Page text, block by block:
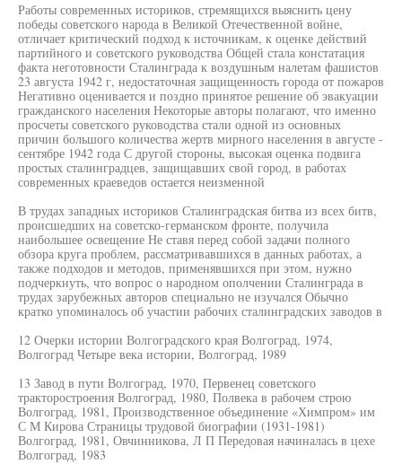
Работы современных историков, стремящихся выяснить цену
победы советского народа в Великой Отечественной войне,
отличает критический подход к источникам, к оценке действий
партийного и советского руководства Общей стала констатация
факта неготовности Сталинграда к воздушным налетам фашистов
23 августа 1942 г, недостаточная защищенность города от пожаров
Негативно оценивается и поздно принятое решение об эвакуации
гражданского населения Некоторые авторы полагают, что именно
просчеты советского руководства стали одной из основных
причин большого количества жертв мирного населения в августе -
сентябре 1942 года С другой стороны, высокая оценка подвига
простых сталинградцев, защищавших свой город, в работах
современных краеведов остается неизменной
В трудах западных историков Сталинградская битва из всех битв,
происшедших на советско-германском фронте, получила
наибольшее освещение Не ставя перед собой задачи полного
обзора круга проблем, рассматривавшихся в данных работах, а
также подходов и методов, применявшихся при этом, нужно
подчеркнуть, что вопрос о народном ополчении Сталинграда в
трудах зарубежных авторов специально не изучался Обычно
кратко упоминалось об участии рабочих сталинградских заводов в
12 Очерки истории Волгоградского края Волгоград, 1974,
Волгоград Четыре века истории, Волгоград, 1989
13 Завод в пути Волгоград, 1970, Первенец советского
тракторостроения Волгоград, 1980, Полвека в рабочем строю
Волгоград, 1981, Производственное объединение «Химпром» им
С М Кирова Страницы трудовой биографии (1931-1981)
Волгоград, 1981, Овчинникова, Л П Передовая начиналась в цехе
Волгоград, 1983